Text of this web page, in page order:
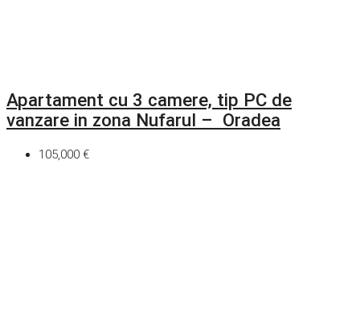
Apartament cu 3 camere, tip PC de
vanzare in zona Nufarul – Oradea
105,000 €